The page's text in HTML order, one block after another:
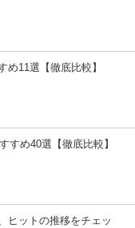
め11選【徹底比較】
すめ40選【徹底比較】
ヒットの推移をチェッ